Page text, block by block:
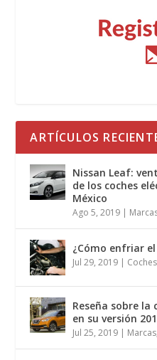
ARTÍCULOS
Nissan Leaf:
de los coches
México
Ago 5, 2019 |
¿Cómo enfriar
Jul 29, 2019 | Coches
Reseña sobre la
en su versión
Jul 25, 2019 | Marcas